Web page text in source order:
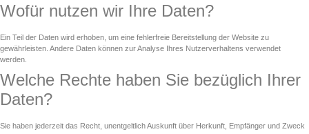
Wofür nutzen wir Ihre Daten?
Ein Teil der Daten wird erhoben, um eine fehlerfreie Bereitstellung der Website zu
gewährleisten. Andere Daten können zur Analyse Ihres Nutzerverhaltens verwendet
werden.
Welche Rechte haben Sie bezüglich Ihrer
Daten?
Sie haben jederzeit das Recht, unentgeltlich Auskunft über Herkunft, Empfänger und Zweck